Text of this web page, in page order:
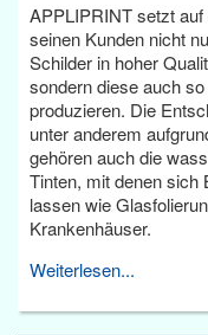
APPLIPRINT setzt
seinen Kunden nicht
Schilder in hoher
sondern diese auch
produzieren. Die
unter anderem
gehören auch die
Tinten, mit denen sich
lassen wie
Krankenhäuser.
Weiterlesen...